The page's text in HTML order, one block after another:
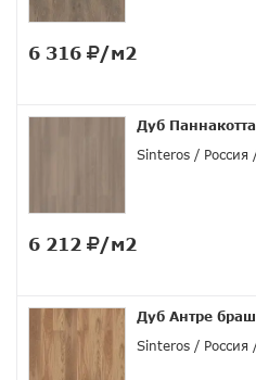
6 316 /м2
Дуб Паннакотта
Sinteros
Россия
6 212 /м2
Дуб Антре браш
Sinteros
Россия